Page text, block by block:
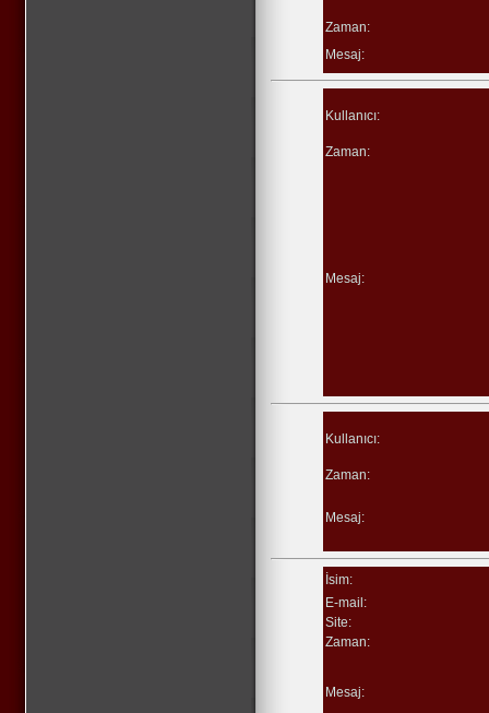
Zaman:
Mesaj:
Kullanıcı:
Zaman:
Mesaj:
Kullanıcı:
Zaman:
Mesaj:
İsim:
E-mail:
Site:
Zaman:
Mesaj: